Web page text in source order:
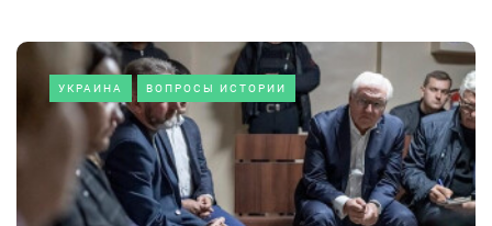
УКРАИНА ВОПРОСЫ ИСТОРИИ